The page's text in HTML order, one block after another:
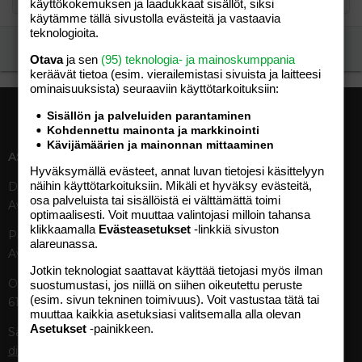
ASIAKASPALVELU
Digipalvelut (09) 156 6227
Avoinna ma–pe 8–19
Painettu lehti (09) 156 665
Avoinna ma–pe 8–19
Otavamedian vaihde (09) 156
61
Sähköposti (digi)
digi@otavamedia.fi
Tekniset tiedot, aikataulut ja
ilmoitushinnat
Tietoa verkon kävijöistä
Käyttöehdot
TUOTTEET
käyttökokemuksen ja laadukkaat sisällöt, siksi
käytämme tällä sivustolla evästeitä ja vastaavia
teknologioita.
Otavaja sen (95) teknologia- ja mainoskumppania
keräävät tietoa (esim. vierailemis­tasi sivuista ja laitteesi
ominaisuuk­sista) seuraaviin käyttötarkoituksiin:
Sisällön ja palveluiden parantaminen
Kohdennettu mainonta ja markkinointi
Kävijämäärien ja mainonnan mittaaminen
Hyväksymällä evästeet, annat luvan tietojesi käsittelyyn
näihin käyttötarkoituksiin. Mikäli et hyväksy evästeitä,
osa palveluista tai sisällöistä ei välttämättä toimi
optimaalisesti. Voit muuttaa valintojasi milloin tahansa
klikkaamalla Evästeasetukset -linkkiä sivuston
alareunassa.
Jotkin teknologiat saattavat käyttää tietojasi myös ilman
suostumustasi, jos niillä on siihen oikeutettu peruste
(esim. sivun tekninen toimivuus). Voit vastustaa tätä tai
muuttaa kaikkia asetuksiasi valitsemalla alla olevan
Asetukset -painikkeen.